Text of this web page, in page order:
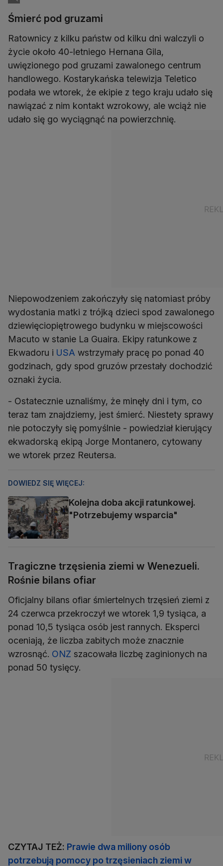
Śmierć pod gruzami
Ratownicy z kilku państw od kilku dni walczyli o
życie około 40-letniego Hernana Gila,
uwięzionego pod gruzami zawalonego centrum
handlowego. Kostarykańska telewizja Teletico
podała we wtorek, że ekipie z tego kraju udało się
nawiązać z nim kontakt wzrokowy, ale wciąż nie
udało się go wyciągnąć na powierzchnię.
Niepowodzeniem zakończyły się natomiast próby
wydostania matki z trójką dzieci spod zawalonego
dziewięciopiętrowego budynku w miejscowości
Macuto w stanie La Guaira. Ekipy ratunkowe z
Ekwadoru i USA wstrzymały pracę po ponad 40
godzinach, gdy spod gruzów przestały dochodzić
oznaki życia.
- Ostatecznie uznaliśmy, że minęły dni i tym, co
teraz tam znajdziemy, jest śmierć. Niestety sprawy
nie potoczyły się pomyślnie - powiedział kierujący
ekwadorską ekipą Jorge Montanero, cytowany
we wtorek przez Reutersa.
DOWIEDZ SIĘ WIĘCEJ:
Kolejna doba akcji ratunkowej.
"Potrzebujemy wsparcia"
Tragiczne trzęsienia ziemi w Wenezueli.
Rośnie bilans ofiar
Oficjalny bilans ofiar śmiertelnych trzęsień ziemi z
24 czerwca przekroczył we wtorek 1,9 tysiąca, a
ponad 10,5 tysiąca osób jest rannych. Eksperci
oceniają, że liczba zabitych może znacznie
wzrosnąć. ONZ szacowała liczbę zaginionych na
ponad 50 tysięcy.
CZYTAJ TEŻ: Prawie dwa miliony osób
potrzebują pomocy po trzęsieniach ziemi w